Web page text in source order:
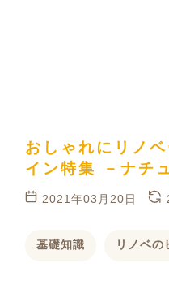
おしゃれにリノ
イン特集 －ナチ
2021年03月20日
基礎知識 リノベの